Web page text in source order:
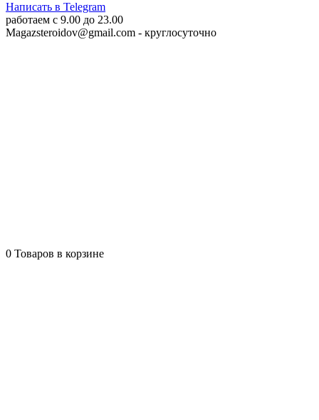
Написать в Telegram
работаем c 9.00 до 23.00
Magazsteroidov@gmail.com - круглосуточно
0 Товаров в корзине